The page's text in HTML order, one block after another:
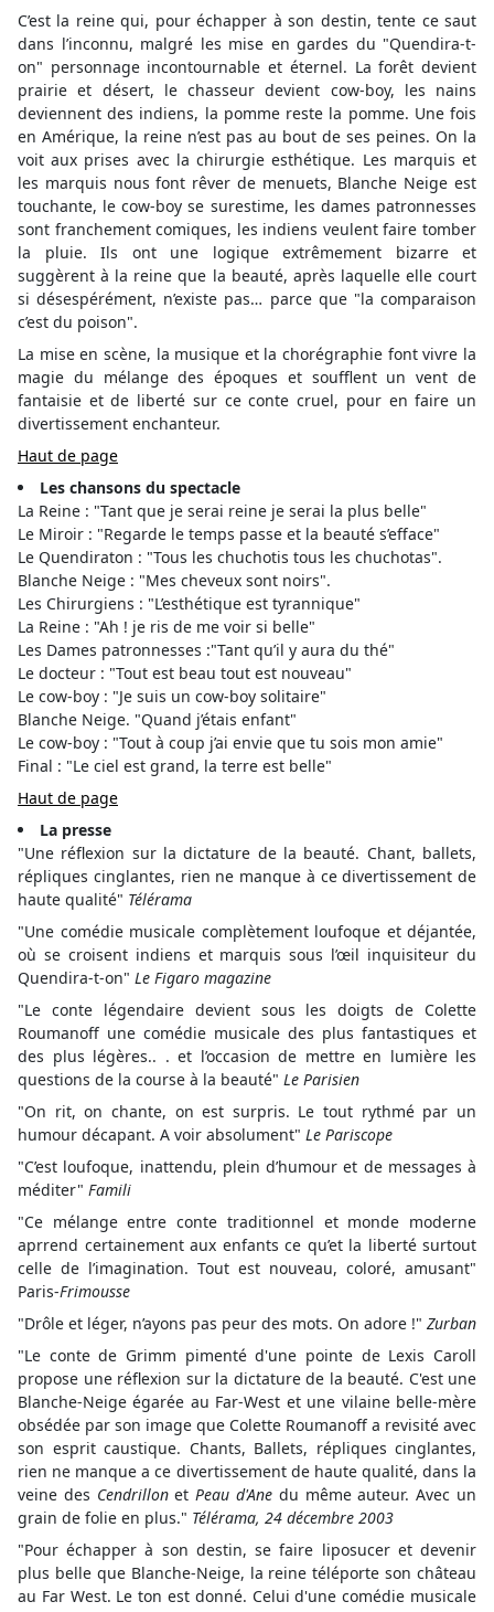
C’est la reine qui, pour échapper à son destin, tente ce saut
dans l’inconnu, malgré les mise en gardes du "Quendira-t-
on" personnage incontournable et éternel. La forêt devient
prairie et désert, le chasseur devient cow-boy, les nains
deviennent des indiens, la pomme reste la pomme. Une fois
en Amérique, la reine n’est pas au bout de ses peines. On la
voit aux prises avec la chirurgie esthétique. Les marquis et
les marquis nous font rêver de menuets, Blanche Neige est
touchante, le cow-boy se surestime, les dames patronnesses
sont franchement comiques, les indiens veulent faire tomber
la pluie. Ils ont une logique extrêmement bizarre et
suggèrent à la reine que la beauté, après laquelle elle court
si désespérément, n’existe pas… parce que "la comparaison
c’est du poison".
La mise en scène, la musique et la chorégraphie font vivre la
magie du mélange des époques et soufflent un vent de
fantaisie et de liberté sur ce conte cruel, pour en faire un
divertissement enchanteur.
Haut de page
Les chansons du spectacle
La Reine : "Tant que je serai reine je serai la plus belle"
Le Miroir : "Regarde le temps passe et la beauté s’efface"
Le Quendiraton : "Tous les chuchotis tous les chuchotas".
Blanche Neige : "Mes cheveux sont noirs".
Les Chirurgiens : "L’esthétique est tyrannique"
La Reine : "Ah ! je ris de me voir si belle"
Les Dames patronnesses :"Tant qu’il y aura du thé"
Le docteur : "Tout est beau tout est nouveau"
Le cow-boy : "Je suis un cow-boy solitaire"
Blanche Neige. "Quand j’étais enfant"
Le cow-boy : "Tout à coup j’ai envie que tu sois mon amie"
Final : "Le ciel est grand, la terre est belle"
Haut de page
La presse
"Une réflexion sur la dictature de la beauté. Chant, ballets,
répliques cinglantes, rien ne manque à ce divertissement de
haute qualité" Télérama
"Une comédie musicale complètement loufoque et déjantée,
où se croisent indiens et marquis sous l’œil inquisiteur du
Quendira-t-on" Le Figaro magazine
"Le conte légendaire devient sous les doigts de Colette
Roumanoff une comédie musicale des plus fantastiques et
des plus légères.. . et l’occasion de mettre en lumière les
questions de la course à la beauté" Le Parisien
"On rit, on chante, on est surpris. Le tout rythmé par un
humour décapant. A voir absolument" Le Pariscope
"C’est loufoque, inattendu, plein d’humour et de messages à
méditer" Famili
"Ce mélange entre conte traditionnel et monde moderne
aprrend certainement aux enfants ce qu’et la liberté surtout
celle de l’imagination. Tout est nouveau, coloré, amusant"
Paris-Frimousse
"Drôle et léger, n’ayons pas peur des mots. On adore !" Zurban
"Le conte de Grimm pimenté d'une pointe de Lexis Caroll
propose une réflexion sur la dictature de la beauté. C'est une
Blanche-Neige égarée au Far-West et une vilaine belle-mère
obsédée par son image que Colette Roumanoff a revisité avec
son esprit caustique. Chants, Ballets, répliques cinglantes,
rien ne manque a ce divertissement de haute qualité, dans la
veine des CendrillonetPeau d'Ane du même auteur. Avec un
grain de folie en plus." Télérama, 24 décembre 2003
"Pour échapper à son destin, se faire liposucer et devenir
plus belle que Blanche-Neige, la reine téléporte son château
au Far West. Le ton est donné. Celui d'une comédie musicale